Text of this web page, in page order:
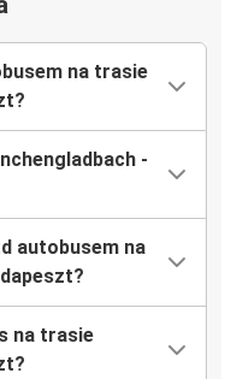
na trasie
-
autobusem na
na trasie